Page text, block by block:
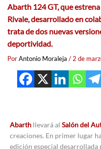
Abarth 124 GT, que
Rivale, desarrollado en
trata de dos nuevas
deportividad.
PorAntonio Moraleja /2 de
Abarth llevará al Salón del
creaciones. En primer lugar
edición especial desarrollada